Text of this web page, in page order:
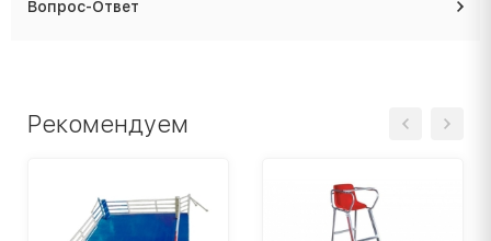
Вопрос-Ответ
Рекомендуем